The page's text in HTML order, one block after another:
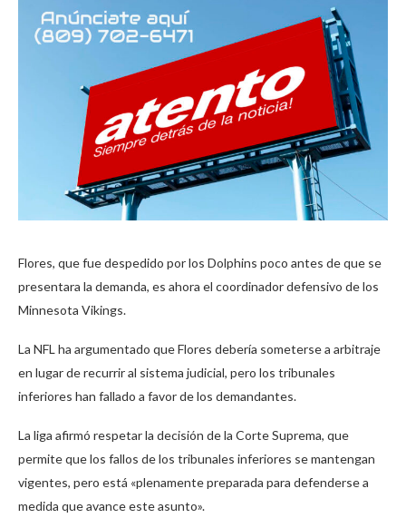
Flores, que fue despedido por los Dolphins poco antes de que se
presentara la demanda, es ahora el coordinador defensivo de los
Minnesota Vikings.
La NFL ha argumentado que Flores debería someterse a arbitraje
en lugar de recurrir al sistema judicial, pero los tribunales
inferiores han fallado a favor de los demandantes.
La liga afirmó respetar la decisión de la Corte Suprema, que
permite que los fallos de los tribunales inferiores se mantengan
vigentes, pero está «plenamente preparada para defenderse a
medida que avance este asunto».